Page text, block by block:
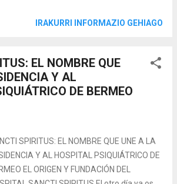
al confinamiento 3 minutos? Dentro
el 1 de noviembre de 1903 y murió en
en 1979 (Como curiosidad os diré que
público de Busturia se llama José
abandonó estos estudios para dedicarse
pintura. En 1923 se estableció en París,
hizo amistad con artistas españoles de
de París, participando en numerosas
IRAKURRI INFORMAZIO GEHIAGO
EL NOMBRE QUE
Y AL
DE BERMEO
SPIRITUS: EL NOMBRE QUE UNE A LA
Y AL HOSPITAL PSIQUIÁTRICO DE
EL ORIGEN Y FUNDACIÓN DEL